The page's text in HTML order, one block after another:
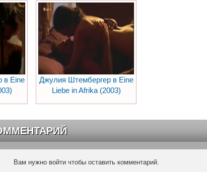
в Eine
Джулия Штембергер в Eine
Liebe in Afrika (2003)
Вам нужно войти чтобы оставить комментарий.